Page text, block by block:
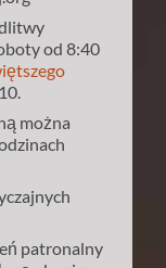
od 8:40
można
patronalny